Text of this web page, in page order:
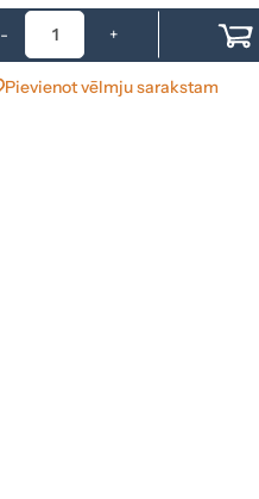
- +
Pievienot vēlmju sarakstam